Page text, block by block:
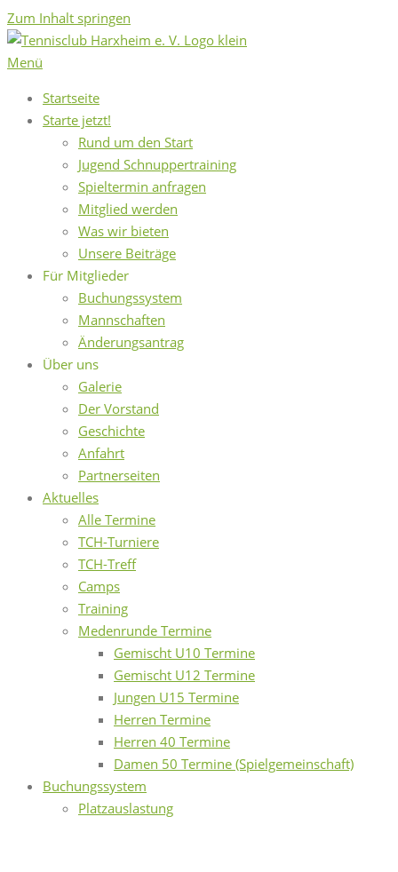
Zum Inhalt springen
Menü
Startseite
Starte jetzt!
Rund um den Start
Jugend Schnuppertraining
Spieltermin anfragen
Mitglied werden
Was wir bieten
Unsere Beiträge
Für Mitglieder
Buchungssystem
Mannschaften
Änderungsantrag
Über uns
Galerie
Der Vorstand
Geschichte
Anfahrt
Partnerseiten
Aktuelles
Alle Termine
TCH-Turniere
TCH-Treff
Camps
Training
Medenrunde Termine
Gemischt U10 Termine
Gemischt U12 Termine
Jungen U15 Termine
Herren Termine
Herren 40 Termine
Damen 50 Termine (Spielgemeinschaft)
Buchungssystem
Platzauslastung